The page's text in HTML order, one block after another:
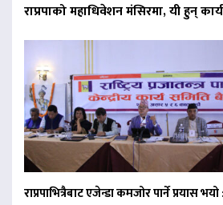
राप्रपाको महाधिवेशन मंसिरमा, यी हुन्
राप्रपाभित्रैबाट एजेन्डा कमजोर पार्ने प्रयास